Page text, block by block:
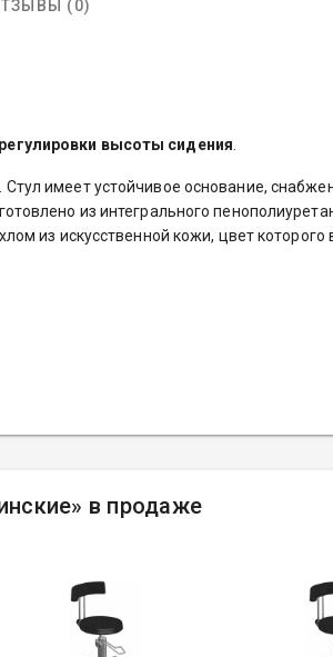
(0)
высоты сидения
имеет устойчивое основание,
из интегрального
из искусственной кожи, цвет которого
в продаже